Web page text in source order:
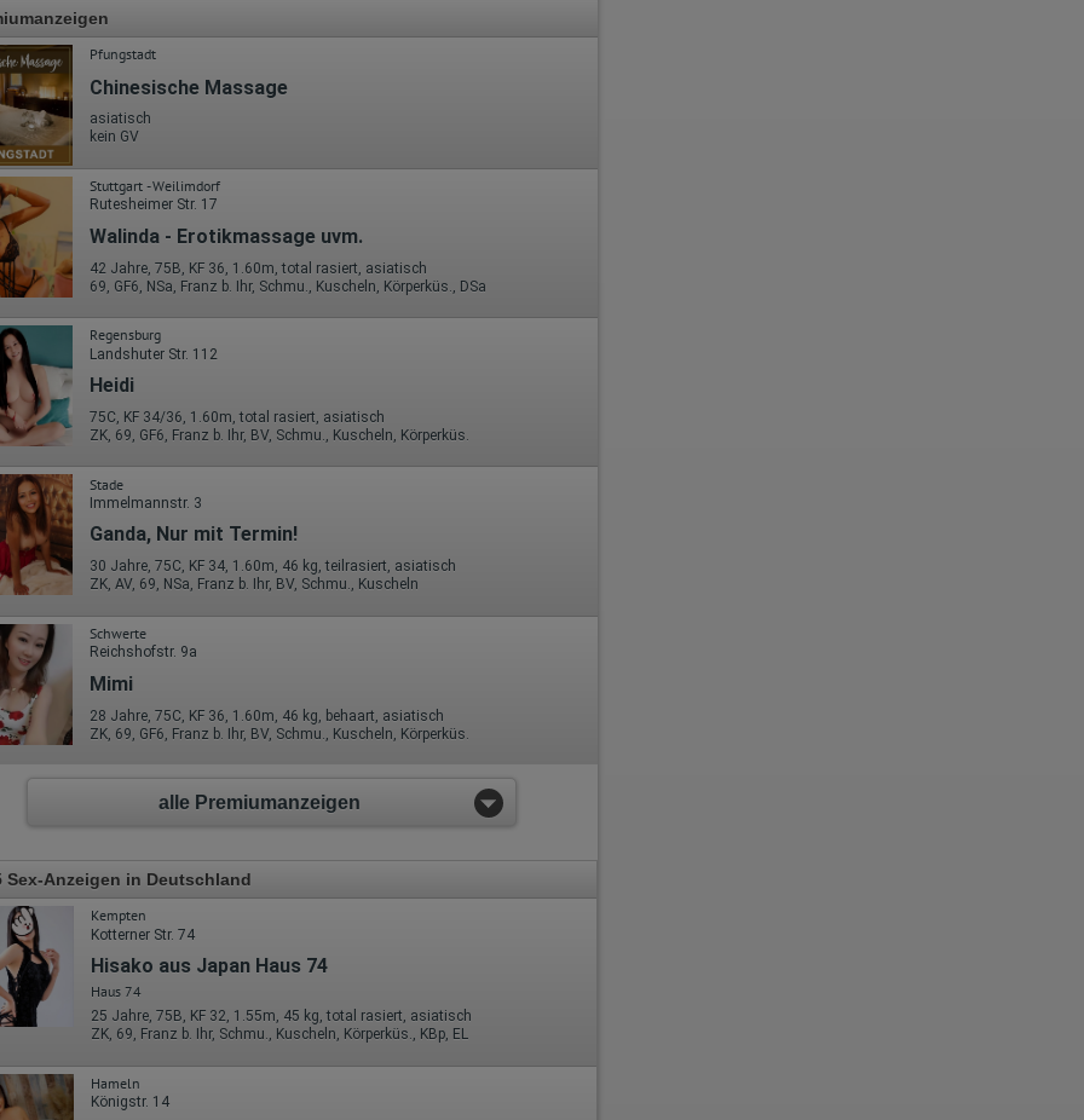
Pfungstadt
Chinesische Massage
asiatisch
kein GV
Stuttgart - Weilimdorf
Rutesheimer Str. 17
Walinda - Erotikmassage uvm.
42 Jahre, 75B, KF 36, 1.60m, total rasiert, asiatisch
69, GF6, NSa, Franz b. Ihr, Schmu., Kuscheln, Körperküs., DSa
Regensburg
Landshuter Str. 112
Heidi
75C, KF 34/36, 1.60m, total rasiert, asiatisch
ZK, 69, GF6, Franz b. Ihr, BV, Schmu., Kuscheln, Körperküs.
Stade
Immelmannstr. 3
Ganda, Nur mit Termin!
30 Jahre, 75C, KF 34, 1.60m, 46 kg, teilrasiert, asiatisch
ZK, AV, 69, NSa, Franz b. Ihr, BV, Schmu., Kuscheln
Schwerte
Reichshofstr. 9a
Mimi
28 Jahre, 75C, KF 36, 1.60m, 46 kg, behaart, asiatisch
ZK, 69, GF6, Franz b. Ihr, BV, Schmu., Kuscheln, Körperküs.
alle Premiumanzeigen
Sex-Anzeigen in Deutschland
Kempten
Kotterner Str. 74
Hisako aus Japan Haus 74
Haus 74
25 Jahre, 75B, KF 32, 1.55m, 45 kg, total rasiert, asiatisch
ZK, 69, Franz b. Ihr, Schmu., Kuscheln, Körperküs., KBp, EL
Hameln
Königstr. 14